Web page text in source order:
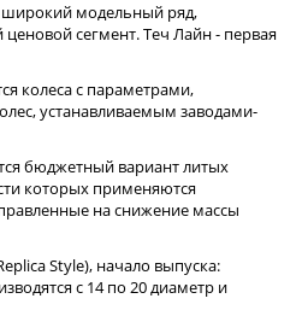
модельный ряд,
сегмент. Теч Лайн - первая
колеса с параметрами,
устанавливаемым заводами-
бюджетный вариант литых
которых применяются
на снижение массы
Style), начало выпуска:
с 14 по 20 диаметр и